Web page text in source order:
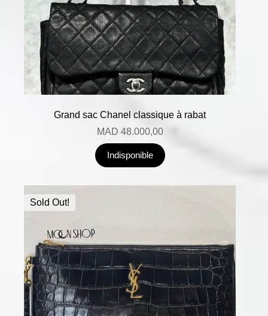
Grand sac Chanel classique à rabat
MAD 48.000,00
Indisponible
Sold Out!